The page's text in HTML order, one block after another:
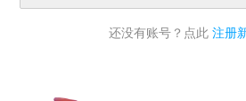
还没有账号？点此 注册